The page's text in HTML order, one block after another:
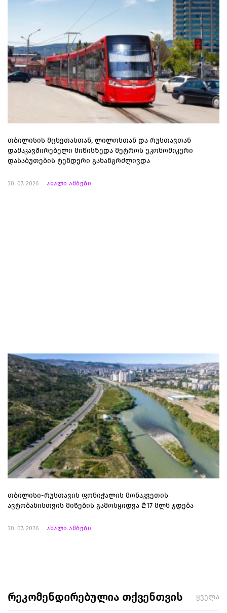
თბილისის მცხეთასთან, ლილოსთან და რუსთავთან
დამაკავშირებელი მიწისზედა მეტროს ეკონომიკური
დასაბუთების ტენდერი გახანგრძლივდა
30. 07. 2026 ახალი ამბები
თბილისი-რუსთავის ფონიჭალის მონაკვეთის
ავტობანისთვის მიწების გამოსყიდვა ₾17 მლნ ჯდება
30. 07. 2026 ახალი ამბები
რეკომენდირებულია თქვენთვის ყველა